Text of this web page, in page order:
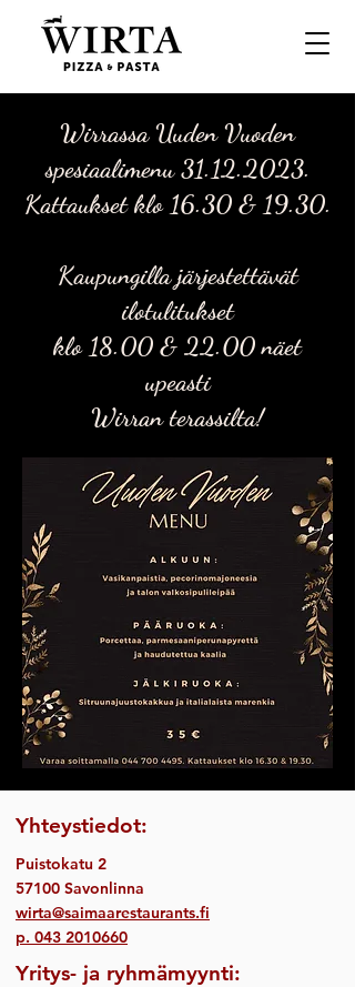
Wirrassa Uuden Vuoden
spesiaalimenu31.12.2023.
Kattaukset klo 16.30 & 19.30.
Kaupungilla järjestettävät
ilotulitukset
klo 18.00 & 22.00 näet
upeasti
Wirran terassilta!
Yhteystiedot:
Puistokatu 2
57100 Savonlinna
wirta@saimaarestaurants.fi
p. 043 2010660
Yritys- ja ryhmämyynti: